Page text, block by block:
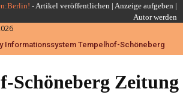
-Artikel veröffentlichen | Anzeige aufgeben |
Autor werden
Schöneberg Zeitung